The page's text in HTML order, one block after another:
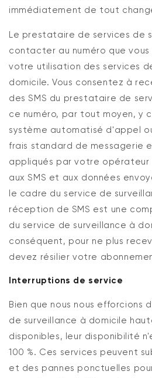
immédiatement de tout
Le prestataire de services de
contacter au numéro que vous
votre utilisation des services
domicile. Vous consentez à
des SMS du prestataire de
ce numéro, par tout moyen, y
système automatisé d'appel
frais standard de messagerie
appliqués par votre opérateur
aux SMS et aux données
le cadre du service de
réception de SMS est une
du service de surveillance à
conséquent, pour ne plus
devez résilier votre
Interruptions de service
Bien que nous nous efforcions
de surveillance à domicile
disponibles, leur disponibilité
100 %. Ces services peuvent
et des pannes ponctuelles